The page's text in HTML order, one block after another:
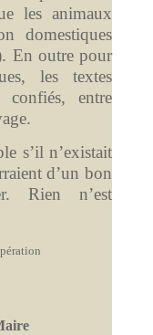
les animaux
domestiques
En outre pour
les textes
confiés, entre
s’il n’existait
d’un bon
Rien n’est